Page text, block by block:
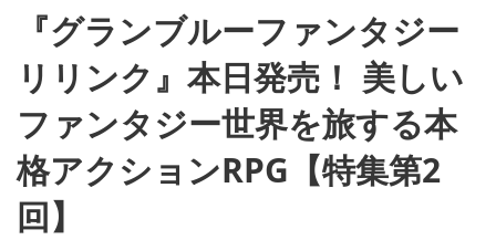
『グランブルーファンタジー
リリンク』本日発売！ 美しい
ファンタジー世界を旅する本
格アクションRPG【特集第2
回】